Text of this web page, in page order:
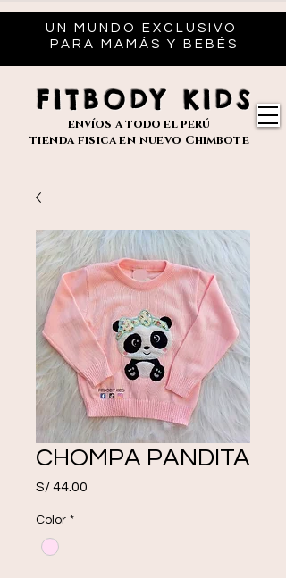
UN MUNDO EXCLUSIVO
PARA MAMÁS Y BEBÉS
FITBODY KIDS
envíos a todo el perú
tienda fisica en nuevo Chimbote
CHOMPA PANDITA
S/ 44.00
Color *